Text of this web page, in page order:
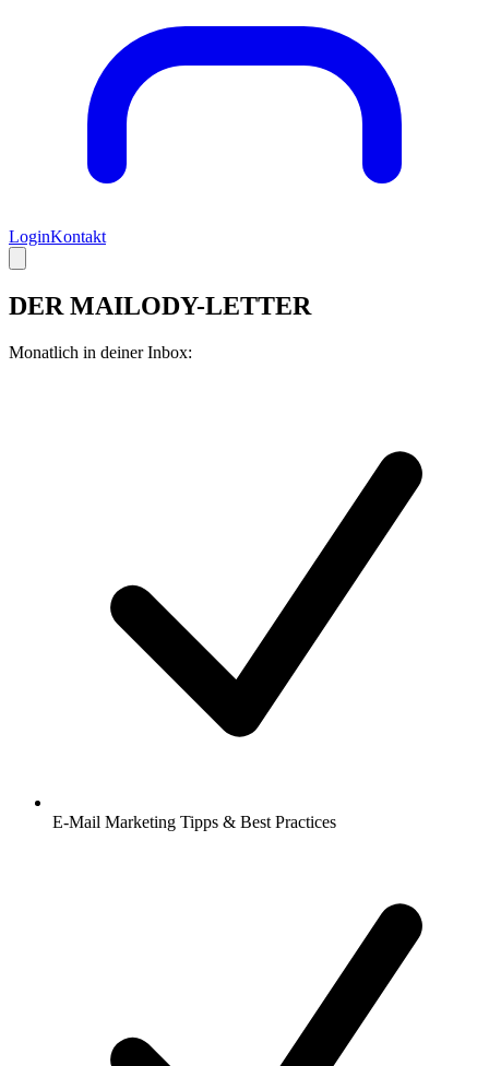
LoginKontakt
DER MAILODY-LETTER
Monatlich in deiner Inbox:
E-Mail Marketing Tipps & Best Practices